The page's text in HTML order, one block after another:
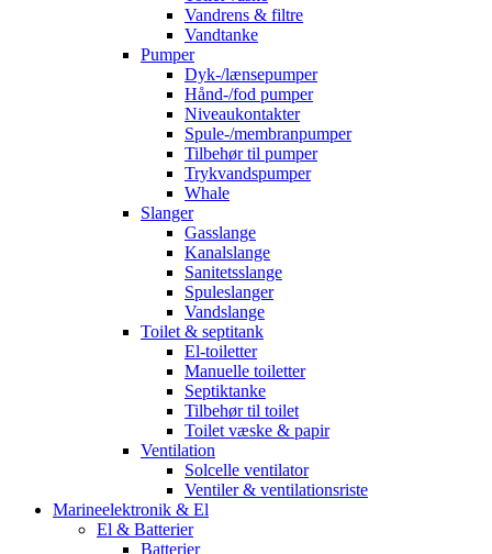
Vandrens & filtre
Vandtanke
Pumper
Dyk-/lænsepumper
Hånd-/fod pumper
Niveaukontakter
Spule-/membranpumper
Tilbehør til pumper
Trykvandspumper
Whale
Slanger
Gasslange
Kanalslange
Sanitetsslange
Spuleslanger
Vandslange
Toilet & septitank
El-toiletter
Manuelle toiletter
Septiktanke
Tilbehør til toilet
Toilet væske & papir
Ventilation
Solcelle ventilator
Ventiler & ventilationsriste
Marineelektronik & El
El & Batterier
Batterier